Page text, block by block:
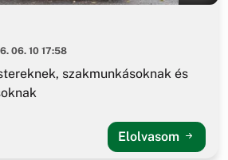
06. 10 17:58
szakmunkásoknak és
Elolvasom